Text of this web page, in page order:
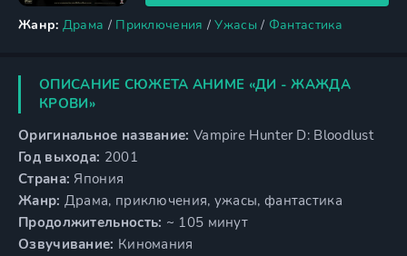
Жанр: Драма / Приключения /Ужасы / Фантастика
ОПИСАНИЕ СЮЖЕТА АНИМЕ «ДИ - ЖАЖДА
КРОВИ»
Оригинальное название: Vampire Hunter D: Bloodlust
Год выхода: 2001
Страна: Япония
Жанр: Драма, приключения, ужасы, фантастика
Продолжительность: ~ 105 минут
Озвучивание: Киномания